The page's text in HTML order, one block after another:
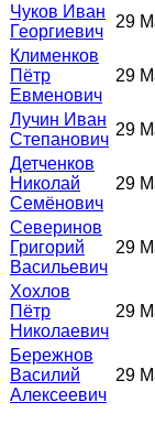
Чуков Иван
Георгиевич
29
Клименков
Пётр
Евменович
29
Лучин Иван
Степанович
29
Детченков
Николай
Семёнович
29
Северинов
Григорий
Васильевич
29
Хохлов
Пётр
Николаевич
29
Бережнов
Василий
Алексеевич
29